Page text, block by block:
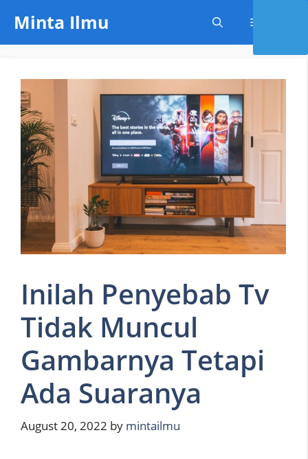
content
Minta Ilmu
Inilah Penyebab Tv
Tidak Muncul
Gambarnya Tetapi
Ada Suaranya
August 20, 2022 by mintailmu